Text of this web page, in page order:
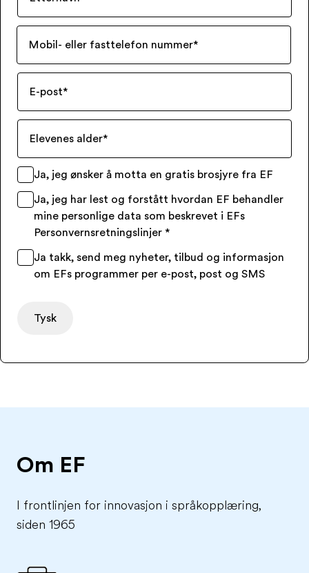
Mobil- eller fasttelefon nummer*
E-post*
Elevenes alder*
Ja, jeg ønsker å motta en gratis brosjyre fra EF
Ja, jeg har lest og forstått hvordan EF behandler
mine personlige data som beskrevet i EFs
Personvernsretningslinjer *
Ja takk, send meg nyheter, tilbud og informasjon
om EFs programmer per e-post, post og SMS
Tysk
Om EF
I frontlinjen for innovasjon i språkopplæring,
siden 1965